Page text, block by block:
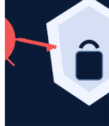
但主機代管的決策難點在於
本常在合約細節與事件當天
業踩到同一個坑：為了省月
管，結果碰到停機、資安事
額計價更貴 Remote Hands
造成波動 真正需要的
花費不只超預算，還會把內
式」。 二、2026 市場現況
2.1 高密度運算推升「電力